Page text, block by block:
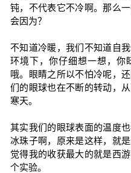
钝，不代表它不冷啊。那么
会因为？
不知道冷暖，我们不知道自
环境下，你仔细想一想，你
哦。眼睛之所以不怕冷呢，
们的眼球也在不断的转动，
寒天。
其实我们的眼球表面的温度
冰珠子啊，原来是这样，就
觉得我的收获最大的就是西
个实验。